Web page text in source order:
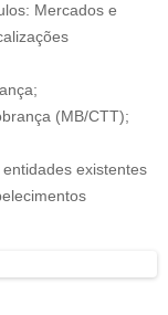
Mercados e
(MB/CTT);
existentes